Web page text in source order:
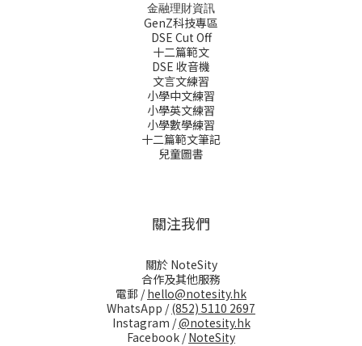
金融理財資訊
GenZ科技專區
DSE Cut Off
十二篇範文
DSE 收音機
文言文練習
小學中文練習
小學英文練習
小學數學練習
十二篇範文筆記
兒童圖書
關注我們
關於 NoteSity
合作及其他服務
電郵 /hello@notesity.hk
WhatsApp /(852) 5110 2697
Instagram /@notesity.hk
Facebook /NoteSity